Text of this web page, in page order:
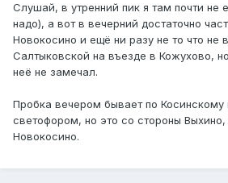
Слушай, в утренний пик я там почти не
надо), а вот в вечерний достаточно
Новокосино и ещё ни разу не то что не
Салтыковской на въезде в Кожухово,
неё не замечал.
Пробка вечером бывает по
светофором, но это со стороны
Новокосино.